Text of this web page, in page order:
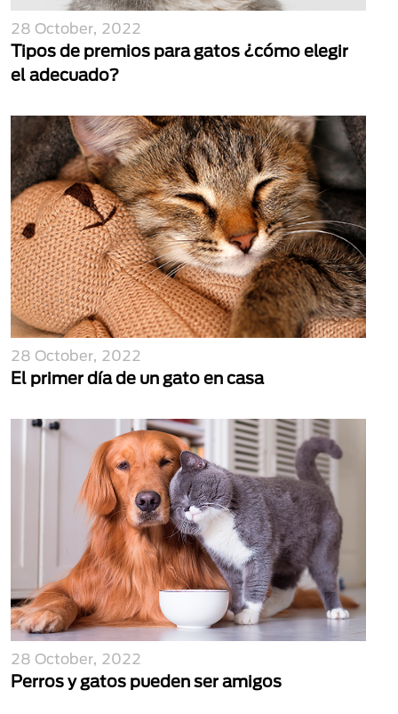
28 October, 2022
Tipos de premios para gatos ¿cómo elegir
el adecuado?
28 October, 2022
El primer día de un gato en casa
28 October, 2022
Perros y gatos pueden ser amigos